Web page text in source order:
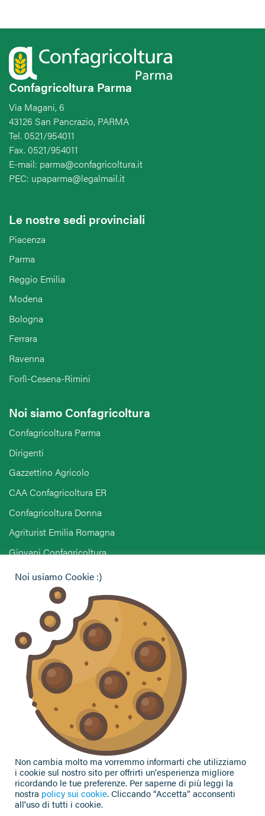
Confagricoltura Parma
Via Magani, 6
43126 San Pancrazio, PARMA
Tel. 0521/954011
Fax. 0521/954011
E-mail: parma@confagricoltura.it
PEC: upaparma@legalmail.it
Le nostre sedi provinciali
Piacenza
Parma
Reggio Emilia
Modena
Bologna
Ferrara
Ravenna
Forlì-Cesena-Rimini
Noi siamo Confagricoltura
Confagricoltura Parma
Dirigenti
Gazzettino Agricolo
CAA Confagricoltura ER
Confagricoltura Donna
Agriturist Emilia Romagna
Giovani Confagricoltura
Pensionati Confagricoltura
Hai bisogno di informazioni?
Vuoi contattarci per ricevere assistenza, lasciare un
commento o chiedere informazioni?
CONTATTACI
Seguici sui social
Privacy Policy|Cookie Policy
Noi usiamo Cookie :)
Non cambia molto ma vorremmo informarti che utilizziamo
i cookie sul nostro sito per offrirti un'esperienza migliore
ricordando le tue preferenze. Per saperne di più leggi la
nostra policy sui cookie. Cliccando “Accetta” acconsenti
all'uso di tutti i cookie.